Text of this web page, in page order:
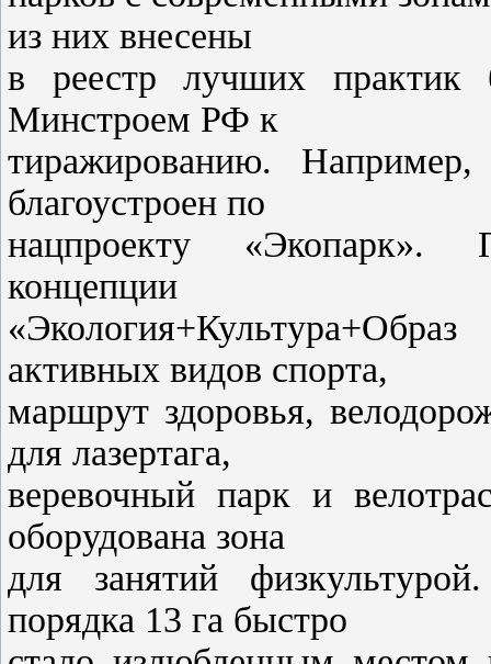
из них внесены
в реестр лучших практик
Минстроем РФ к
тиражированию.
благоустроен по
нацпроекту «Экопарк».
концепции
активных видов спорта,
маршрут здоровья,
для лазертага,
веревочный парк и
оборудована зона
для занятий
порядка 13 га быстро